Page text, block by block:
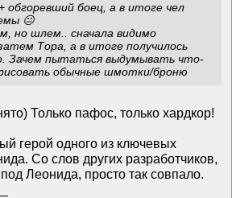
боец, а в итоге чел
😐
но шлем.. сначала видимо
Тора, а в итоге получилось
Зачем пытаться выдумывать что-
обычные шмотки/броню
Только пафос, только хардкор!
герой одного из ключевых
Со слов других разработчиков,
Леонида, просто так совпало.